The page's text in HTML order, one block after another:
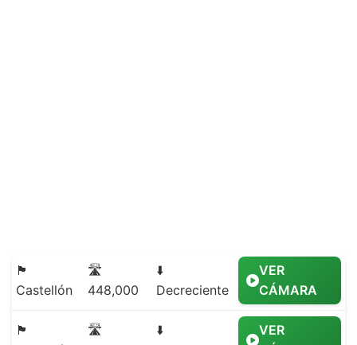
🏴
Castellón
🛣️
448,000
⬇️
Decreciente
VER
CÁMARA
🏴
🛣️
⬇️
VER